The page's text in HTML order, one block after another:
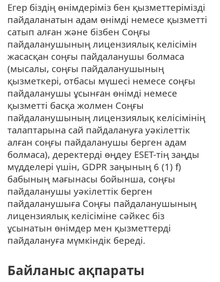
Егер біздің өнімдеріміз бен қызметтерімізді
пайдаланатын адам өнімді немесе қызметті
сатып алған және бізбен Соңғы
пайдаланушының лицензиялық келісімін
жасасқан соңғы пайдаланушы болмаса
(мысалы, соңғы пайдаланушының
қызметкері, отбасы мүшесі немесе соңғы
пайдаланушы ұсынған өнімді немесе
қызметті басқа жолмен Соңғы
пайдаланушының лицензиялық келісімінің
талаптарына сай пайдалануға уәкілеттік
алған соңғы пайдаланушы берген адам
болмаса), деректерді өңдеу ESET-тің заңды
мүдделері үшін, GDPR заңының 6 (1) f)
бабының мағынасы бойынша, соңғы
пайдаланушы уәкілеттік берген
пайдаланушыға Соңғы пайдаланушының
лицензиялық келісіміне сәйкес біз
ұсынатын өнімдер мен қызметтерді
пайдалануға мүмкіндік береді.
Байланыс ақпараты